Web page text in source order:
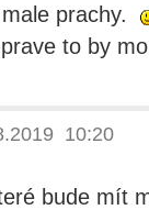
prachy.
to by
10:20
bude mít